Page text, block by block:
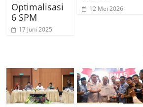
Optimalisasi
6 SPM
17 Juni 2025
12 Mei 2026